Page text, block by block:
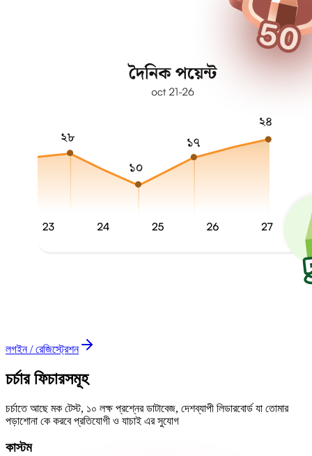
লগইন / রেজিস্ট্রেশন
চর্চার ফিচারসমূহ
চর্চাতে আছে মক টেস্ট, ১০ লক্ষ প্রশ্নের ডাটাবেজ, দেশব্যাপী লিডারবোর্ড যা তোমার
পড়াশোনা কে করবে প্রতিযোগী ও যাচাই এর সুযোগ
কাস্টম